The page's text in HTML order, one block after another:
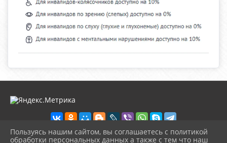
Пользуясь нашим сайтом, вы соглашаетесь с политикой
обработки персональных данных а также с тем что наш